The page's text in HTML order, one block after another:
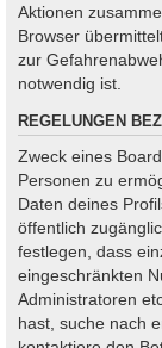
Aktionen
Browser
zur
notwendig ist.
REGELUNGEN
Zweck eines
Personen zu
Daten deines
öffentlich
festlegen, dass
eingeschränkten
Administratoren
hast, suche nach